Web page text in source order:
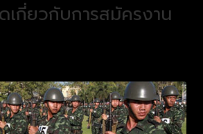
เกี่ยวกับการสมัครงาน